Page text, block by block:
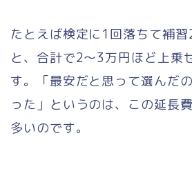
たとえば検定に1回落ちて補
と、合計で2〜3万円ほど上乗
す。「最安だと思って選んだ
った」というのは、この延長
多いのです。